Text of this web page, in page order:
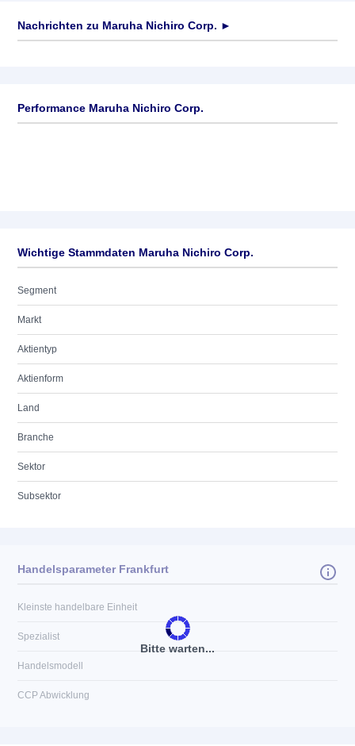
Nachrichten zu Maruha Nichiro Corp. ►
Performance Maruha Nichiro Corp.
Wichtige Stammdaten Maruha Nichiro Corp.
Segment
Markt
Aktientyp
Aktienform
Land
Branche
Sektor
Subsektor
Bitte warten...
Handelsparameter Frankfurt
Kleinste handelbare Einheit
Spezialist
Handelsmodell
CCP Abwicklung